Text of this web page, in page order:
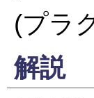
(プラ
解説